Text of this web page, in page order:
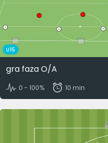
U15
gra faza O/A
0 - 100% 10 min